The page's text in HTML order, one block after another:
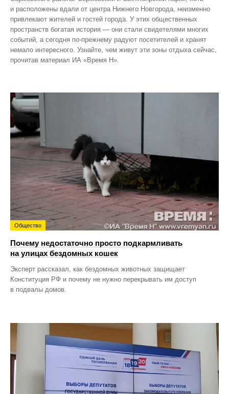
и расположены вдали от центра Нижнего Новгорода, неизменно
привлекают жителей и гостей города. У этих общественных
пространств богатая история — они стали свидетелями многих
событий, а сегодня по‑прежнему радуют посетителей и хранят
немало интересного. Узнайте, чем живут эти зоны отдыха сейчас,
прочитав материал ИА «Время Н».
Общество
Почему недостаточно просто подкармливать
на улицах бездомных кошек
Эксперт рассказал, как бездомных животных защищает
Конституция РФ и почему не нужно перекрывать им доступ
в подвалы домов.